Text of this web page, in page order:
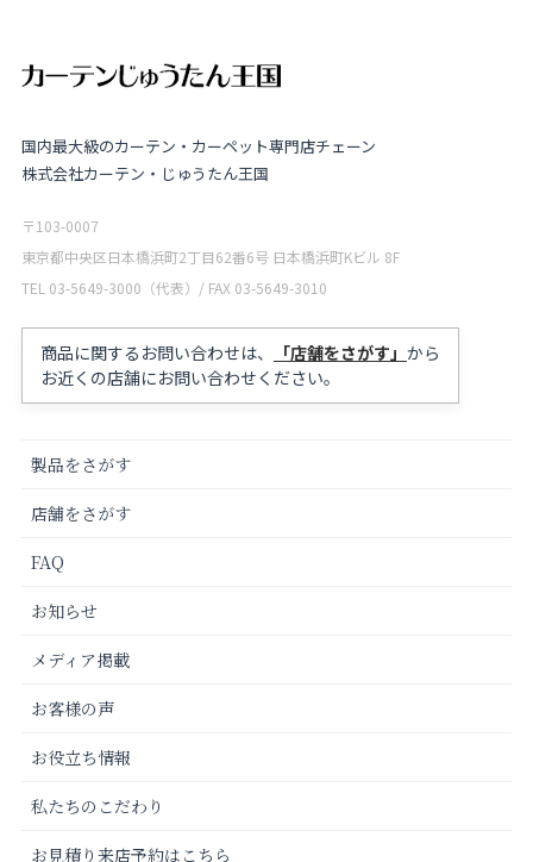
国内最大級のカーテン・カーペット専門店チェーン
株式会社カーテン・じゅうたん王国
〒103-0007
東京都中央区日本橋浜町2丁目62番6号 日本橋浜町Kビル 8F
TEL 03-5649-3000（代表）/ FAX 03-5649-3010
商品に関するお問い合わせは、 「店舗をさがす」 から
お近くの店舗にお問い合わせください。
製品をさがす
店舗をさがす
FAQ
お知らせ
メディア掲載
お客様の声
お役立ち情報
私たちのこだわり
お見積り来店予約はこちら